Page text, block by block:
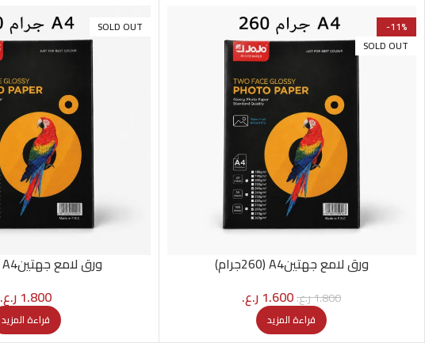
-11%
SOLD OUT
ورق لامع جهتينA4 (260جرام)
1.800ر.ع.1.600 ر.ع.
قراءة المزيد
SOLD OUT
ورق لامع جهتينA4 (300جرام)
1.800 ر.ع.
قراءة المزيد